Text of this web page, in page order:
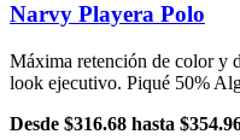
Narvy Playera Polo
Máxima retención de color y
look ejecutivo. Piqué 50%
Desde $316.68 hasta